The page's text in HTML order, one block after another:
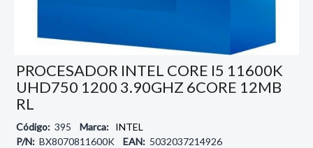
PROCESADOR INTEL CORE I5 11600K
UHD750 1200 3.90GHZ 6CORE 12MB
RL
Código: 395 Marca: INTEL
P/N: BX8070811600K EAN: 5032037214926